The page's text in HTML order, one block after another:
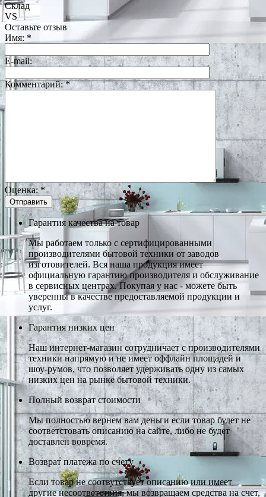
Склад
VS
Оставьте отзыв
Имя: *
E-mail:
Комментарий:*
Оценка: *
Гарантия качества на товар
Мы работаем только с сертифицированными
производителями бытовой техники от заводов
изготовителей. Вся наша продукция имеет
официальную гарантию производителя и обслуживание
в сервисных центрах. Покупая у нас - можете быть
уверенны в качестве предоставляемой продукции и
услуг.
Гарантия низких цен
Наш интернет-магазин сотрудничает с производителями
техники напрямую и не имеет оффлайн площадей и
шоу-румов, что позволяет удерживать одну из самых
низких цен на рынке бытовой техники.
Полный возврат стоимости
Мы полностью вернем вам деньги если товар будет не
соответстовать описанию на сайте, либо не будет
доставлен вовремя.
Возврат платежа по счету
Если товар не соотвутствует описанию или имеет
другие несоответствия, мы возвращаем средства на счет,